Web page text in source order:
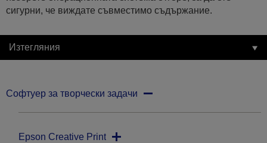
сигурни, че виждате съвместимо съдържание.
Изтегляния
Софтуер за творчески задачи
Epson Creative Print